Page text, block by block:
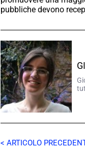
pubbliche devono
< ARTICOLO